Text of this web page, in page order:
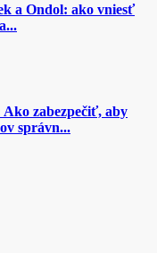
a Ondol: ako vniesť
zabezpečiť, aby
správn...